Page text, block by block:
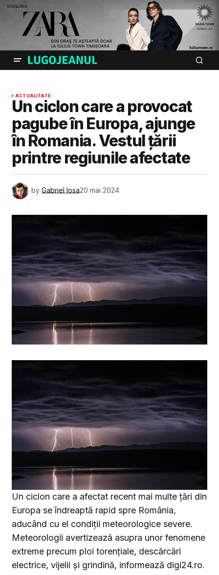
ACTUALITATE
Un ciclon care a provocat
pagube în Europa, ajunge
în Romania. Vestul țării
printre regiunile afectate
by Gabriel Iosa20 mai 2024
Un ciclon care a afectat recent mai multe țări din
Europa se îndreaptă rapid spre România,
aducând cu el condiții meteorologice severe.
Meteorologii avertizează asupra unor fenomene
extreme precum ploi torențiale, descărcări
electrice, vijelii și grindină, informează digi24.ro.